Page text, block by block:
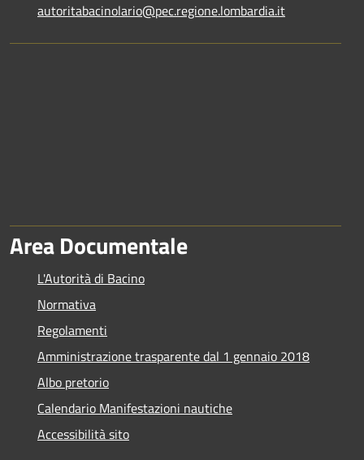
autoritabacinolario@pec.regione.lombardia.it
Area Documentale
L'Autorità di Bacino
Normativa
Regolamenti
Amministrazione trasparente dal 1 gennaio 2018
Albo pretorio
Calendario Manifestazioni nautiche
Accessibilità sito